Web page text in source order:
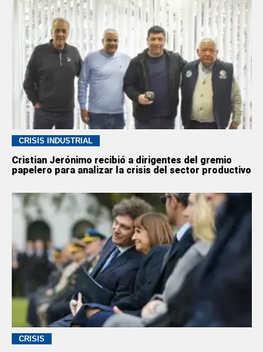
CRISIS INDUSTRIAL
Cristian Jerónimo recibió a dirigentes del gremio
papelero para analizar la crisis del sector productivo
CRISIS